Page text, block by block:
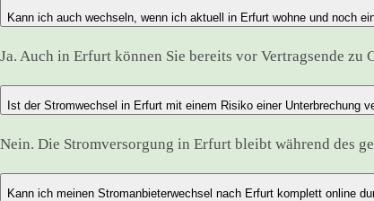
Kann ich auch wechseln, wenn ich aktuell in Erfurt wohne und noch
Ja. Auch in Erfurt können Sie bereits vor Vertragsende
Ist der Stromwechsel in Erfurt mit einem Risiko einer Unterbrechung
Nein. Die Stromversorgung in Erfurt bleibt während des
Kann ich meinen Stromanbieterwechsel nach Erfurt komplett online